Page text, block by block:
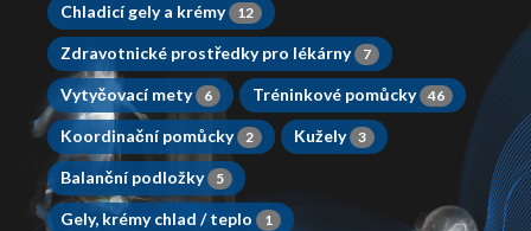
Chladicí gely a krémy 12
Zdravotnické prostředky pro lékárny 7
Vytyčovací mety 6 Tréninkové pomůcky 46
Koordinační pomůcky 2 Kužely 3
Balanční podložky 5
Gely, krémy chlad / teplo 1